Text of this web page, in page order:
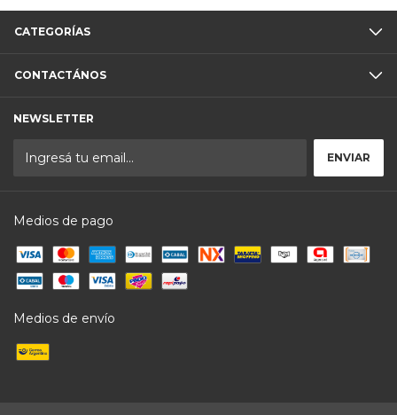
CATEGORÍAS
CONTACTÁNOS
NEWSLETTER
Medios de pago
Medios de envío